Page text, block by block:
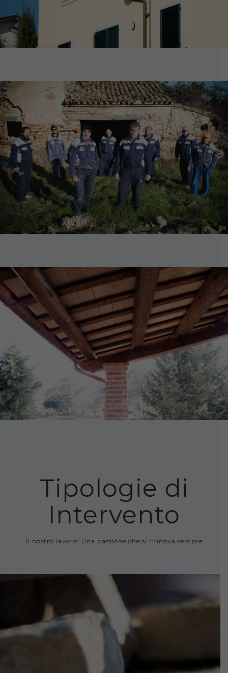
Tipologie di
Intervento
Il nostro lavoro: Una passione che si rinnova sempre